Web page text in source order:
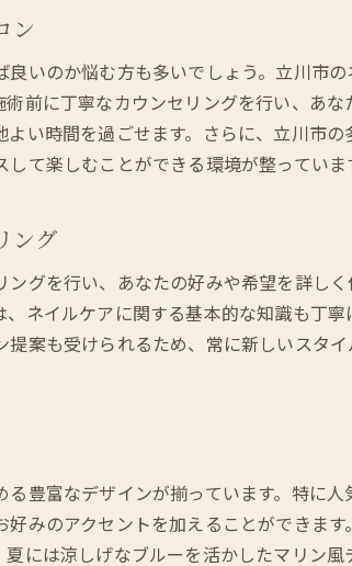
サロンであなたに似合うネイルを探す
ネイルサロンで叶えるユニークな表現
ン
いのか悩む方も多いでしょう。立川市
前に丁寧なカウンセリングを行い、あ
い時間を過ごせます。さらに、立川市
て楽しむことができる環境が整っていま
ング
グを行い、あなたの好みや希望を詳し
ネイルケアに関する基本的な知識も丁
案も受けられるため、常に新しいスタ
豊富なデザインが揃っています。特に
みのアクセントを加えることができま
には涼しげなブルーを活かしたマリン